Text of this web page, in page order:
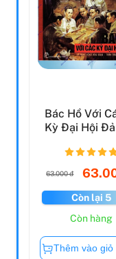
Bác Hồ Với
Kỳ Đại Hội
63.000 đ
Còn lại 5
Còn hàng
Thêm vào giỏ